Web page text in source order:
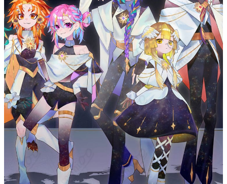
使用場所
コミックマーケット（コミケ）、大型コス
プレイベント（acosta! など）、スタジオ
撮影・個撮、ライブ配信・VTuber収録、歌
ってみた／踊ってみた動画、ハロウィン仮
装、学園祭・文化祭ステージ、SNS用ポー
トレート撮影
コスプレ対象
コスプレ愛好家、アニメや漫画、ゲームフ
ァン、出演者
収納方法
他の衣類と同じく、清潔に乾燥を保ち、鋭
い物によっての破れを避けてください。
商品状態
新品未使用
装飾の立体感と取り扱い
：立体パーツは写真映えに寄与します
が、保管時の圧迫で形に影響が出ます。平置き保管と持ち運び時
の緩衝材使用を推奨。部分洗い・陰干しで風合いを保てます。